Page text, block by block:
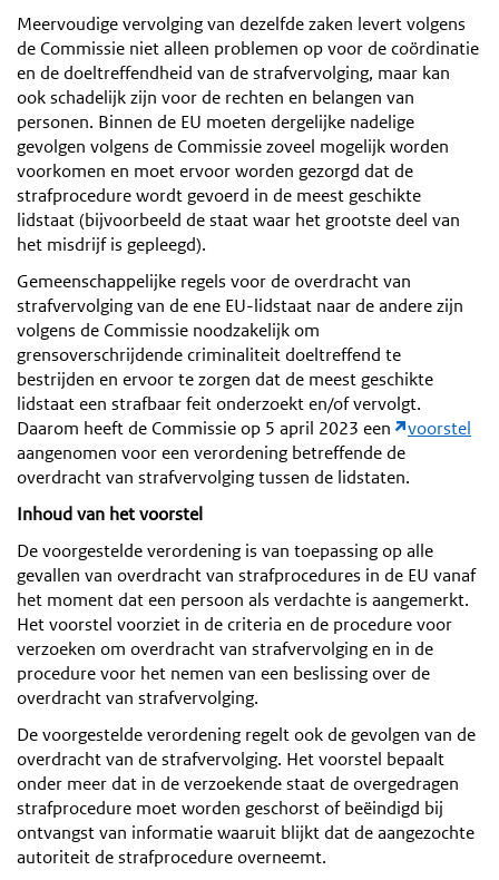
Meervoudige vervolging van dezelfde zaken levert volgens
de Commissie niet alleen problemen op voor de coördinatie
en de doeltreffendheid van de strafvervolging, maar kan
ook schadelijk zijn voor de rechten en belangen van
personen. Binnen de EU moeten dergelijke nadelige
gevolgen volgens de Commissie zoveel mogelijk worden
voorkomen en moet ervoor worden gezorgd dat de
strafprocedure wordt gevoerd in de meest geschikte
lidstaat (bijvoorbeeld de staat waar het grootste deel van
het misdrijf is gepleegd).
Gemeenschappelijke regels voor de overdracht van
strafvervolging van de ene EU-lidstaat naar de andere zijn
volgens de Commissie noodzakelijk om
grensoverschrijdende criminaliteit doeltreffend te
bestrijden en ervoor te zorgen dat de meest geschikte
lidstaat een strafbaar feit onderzoekt en/of vervolgt.
Daarom heeft de Commissie op 5 april 2023 een
voorstel
aangenomen voor een verordening betreffende de
overdracht van strafvervolging tussen de lidstaten.
Inhoud van het voorstel
De voorgestelde verordening is van toepassing op alle
gevallen van overdracht van strafprocedures in de EU vanaf
het moment dat een persoon als verdachte is aangemerkt.
Het voorstel voorziet in de criteria en de procedure voor
verzoeken om overdracht van strafvervolging en in de
procedure voor het nemen van een beslissing over de
overdracht van strafvervolging.
De voorgestelde verordening regelt ook de gevolgen van de
overdracht van de strafvervolging. Het voorstel bepaalt
onder meer dat in de verzoekende staat de overgedragen
strafprocedure moet worden geschorst of beëindigd bij
ontvangst van informatie waaruit blijkt dat de aangezochte
autoriteit de strafprocedure overneemt.